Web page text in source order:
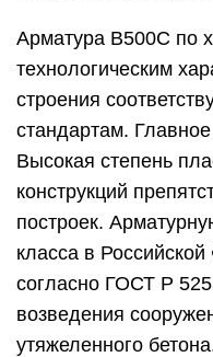
Арматура B500С по
технологическим
строения
стандартам.
Высокая степень
конструкций
построек.
класса в
согласно ГОСТ Р
возведения
утяжеленного